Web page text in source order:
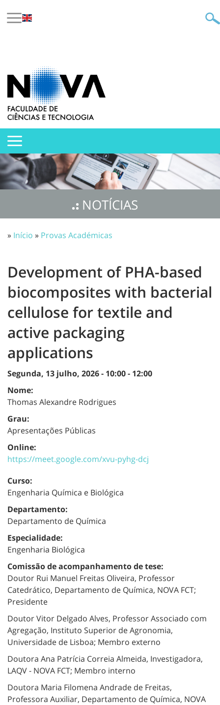
NOTÍCIAS
» Início » Provas Académicas
Development of PHA-based
biocomposites with bacterial
cellulose for textile and
active packaging
applications
Segunda, 13 julho, 2026 - 10:00- 12:00
Nome:
Thomas Alexandre Rodrigues
Grau:
Apresentações Públicas
Online:
https://meet.google.com/xvu-pyhg-dcj
Curso:
Engenharia Química e Biológica
Departamento:
Departamento de Química
Especialidade:
Engenharia Biológica
Comissão de acompanhamento de tese:
Doutor Rui Manuel Freitas Oliveira, Professor
Catedrático, Departamento de Química, NOVA FCT;
Presidente
Doutor Vitor Delgado Alves, Professor Associado com
Agregação, Instituto Superior de Agronomia,
Universidade de Lisboa; Membro externo
Doutora Ana Patrícia Correia Almeida, Investigadora,
LAQV - NOVA FCT; Membro interno
Doutora Maria Filomena Andrade de Freitas,
Professora Auxiliar, Departamento de Química, NOVA